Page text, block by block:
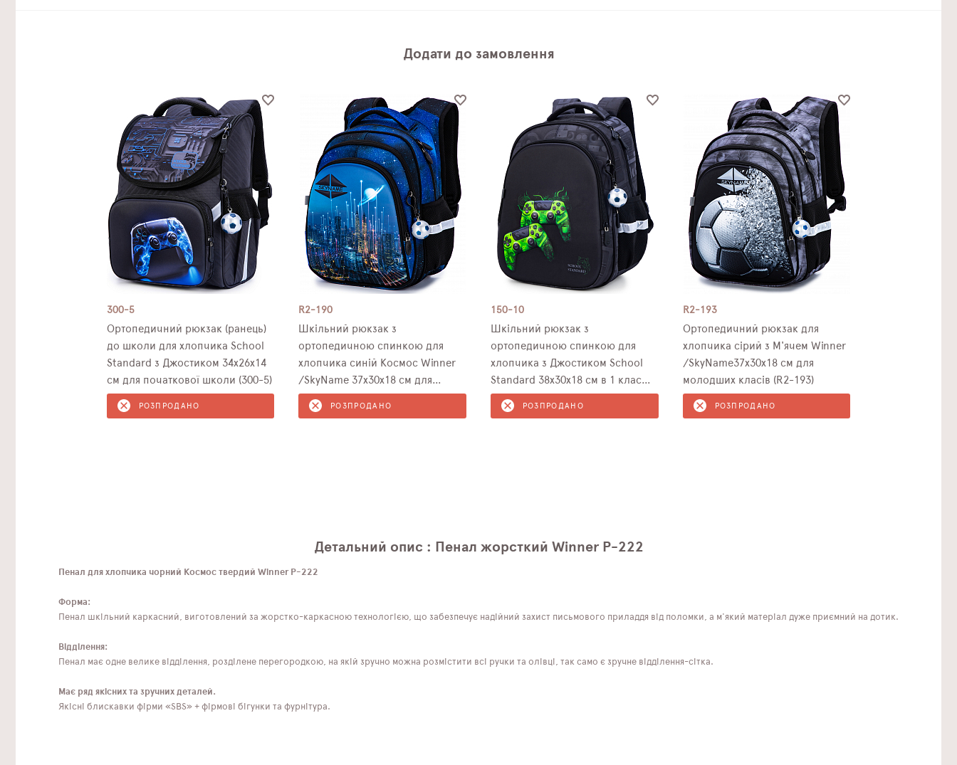
Додати до замовлення
300-5
Ортопедичний рюкзак (ранець)
до школи для хлопчика School
Standard з Джостиком 34х26х14
см для початкової школи (300-5)
РОЗПРОДАНО
R2-190
Шкільний рюкзак з
ортопедичною спинкою для
хлопчика синій Космос Winner
/SkyName 37х30х18 см для
молодших класів (R2-190)
РОЗПРОДАНО
150-10
Шкільний рюкзак з
ортопедичною спинкою для
хлопчика з Джостиком School
Standard 38х30х18 см в 1 клас
(150-10)
РОЗПРОДАНО
R2-193
Ортопедичний рюкзак для
хлопчика сірий з М'ячем Winner
/SkyName37х30х18 см для
молодших класів (R2-193)
РОЗПРОДАНО
Детальний опис : Пенал жорсткий Winner P-222
Пенал для хлопчика чорний Космос твердий Winner P-222
Форма:
Пенал шкільний каркасний, виготовлений за жорстко-каркасною технологією, що забезпечує надійний захист письмового приладдя від поломки, а м'який матеріал дуже приємний на дотик.
Відділення:
Пенал має одне велике відділення, розділене перегородкою, на якій зручно можна розмістити всі ручки та олівці, так само є зручне відділення-сітка.
Має ряд якісних та зручних деталей.
Якісні блискавки фірми «SBS» + фірмові бігунки та фурнітура.